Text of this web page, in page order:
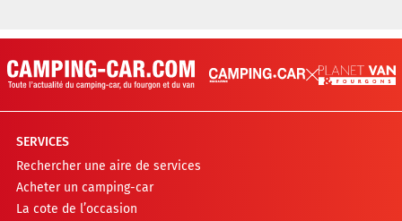
SERVICES
Rechercher une aire de services
Acheter un camping-car
La cote de l’occasion